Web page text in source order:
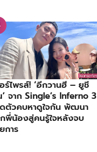
ร์ไพรส์! ‘อีกวานฮี – ยูชี
จาก Single’s Inferno 3
ตัวคบหาดูใจกัน พัฒนา
พี่น้องสู่คนรู้ใจหลังจบ
การ